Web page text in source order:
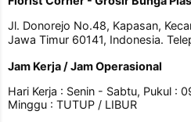
Jl. Donorejo No.48, Kapasan,
Jawa Timur 60141, Indonesia.
Jam Kerja / Jam Operasional
Hari Kerja : Senin - Sabtu, Pukul :
Minggu : TUTUP / LIBUR